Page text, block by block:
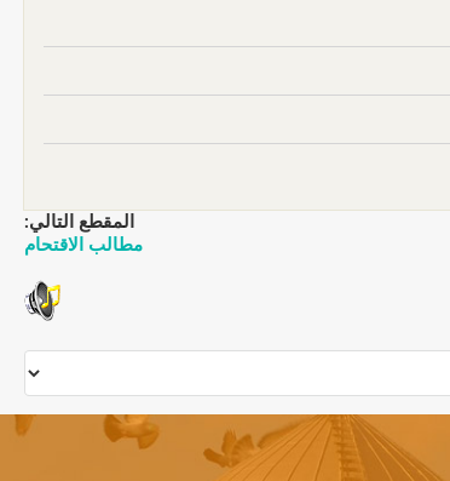
المقطع التالي:
مطالب الاقتحام